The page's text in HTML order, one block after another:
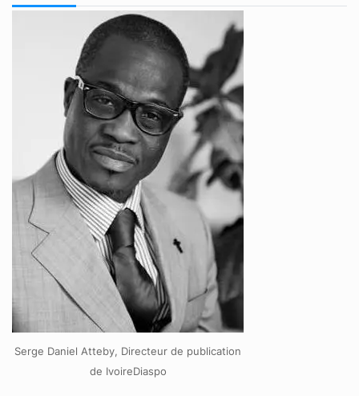
Serge Daniel Atteby, Directeur de publication
de IvoireDiaspo